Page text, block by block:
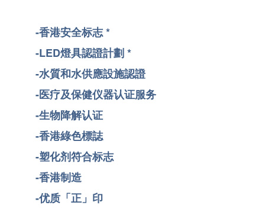
-香港安全标志 *
-LED燈具認證計劃 *
-水質和水供應設施認證
-医疗及保健仪器认证服务
-生物降解认证
-香港綠色標誌
-塑化剂符合标志
-香港制造
-优质「正」印